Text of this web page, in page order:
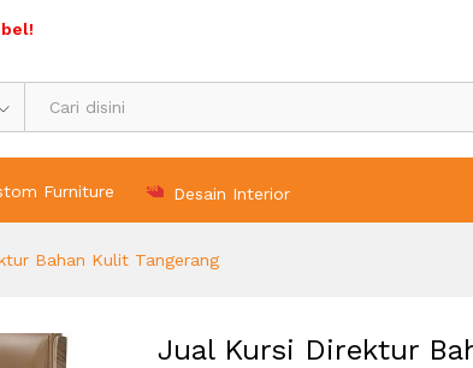
Furniture Desain Interior
Bahan Kulit Tangerang
Jual Kursi Direktur